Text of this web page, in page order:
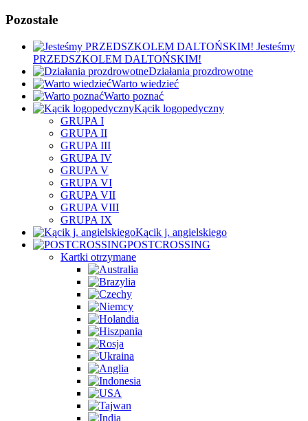
Pozostałe
Jesteśmy
PRZEDSZKOLEM DALTOŃSKIM!
Działania prozdrowotne
Warto wiedzieć
Warto poznać
Kącik logopedyczny
GRUPA I
GRUPA II
GRUPA III
GRUPA IV
GRUPA V
GRUPA VI
GRUPA VII
GRUPA VIII
GRUPA IX
Kącik j. angielskiego
POSTCROSSING
Kartki otrzymane